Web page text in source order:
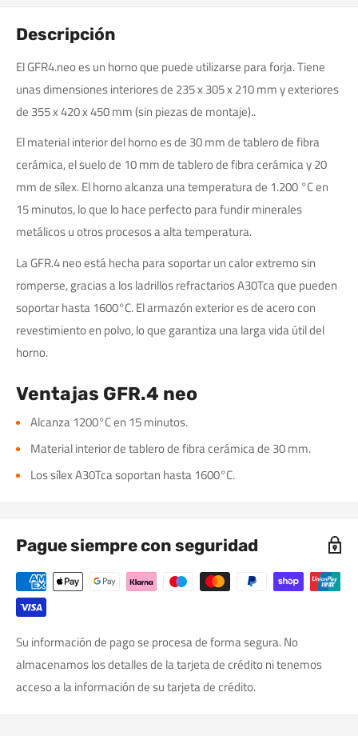
Descripción
El GFR4.neo es un horno que puede utilizarse para forja. Tiene
unas dimensiones interiores de 235 x 305 x 210 mm y exteriores
de 355 x 420 x 450 mm (sin piezas de montaje)..
El material interior del horno es de 30 mm de tablero de fibra
cerámica, el suelo de 10 mm de tablero de fibra cerámica y 20
mm de sílex. El horno alcanza una temperatura de 1.200 °C en
15 minutos, lo que lo hace perfecto para fundir minerales
metálicos u otros procesos a alta temperatura.
La GFR.4 neo está hecha para soportar un calor extremo sin
romperse, gracias a los ladrillos refractarios A30Tca que pueden
soportar hasta 1600°C. El armazón exterior es de acero con
revestimiento en polvo, lo que garantiza una larga vida útil del
horno.
Ventajas GFR.4 neo
Alcanza 1200°C en 15 minutos.
Material interior de tablero de fibra cerámica de 30 mm.
Los sílex A30Tca soportan hasta 1600°C.
Pague siempre con seguridad
Su información de pago se procesa de forma segura. No
almacenamos los detalles de la tarjeta de crédito ni tenemos
acceso a la información de su tarjeta de crédito.